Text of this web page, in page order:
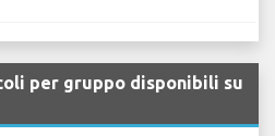
per gruppo disponibili su